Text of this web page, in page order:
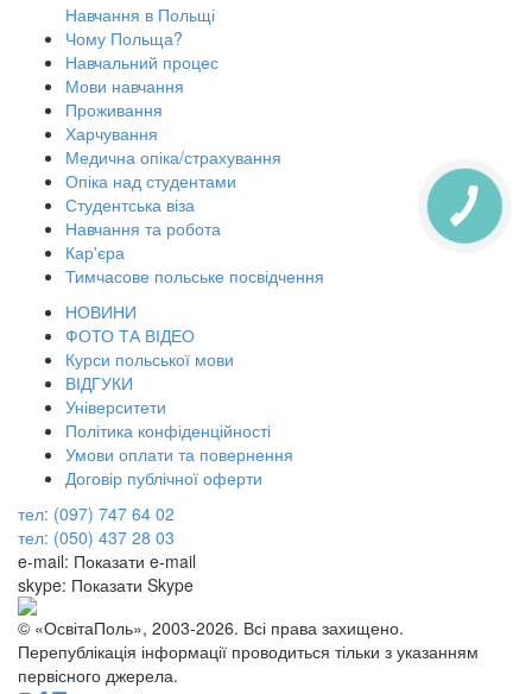
Навчання в Польщі
Чому Польща?
Навчальний процес
Мови навчання
Проживання
Харчування
Медична опіка/страхування
Опіка над студентами
Студентська віза
Навчання та робота
Кар'єра
Тимчасове польське посвідчення
НОВИНИ
ФОТО ТА ВІДЕО
Курси польської мови
ВІДГУКИ
Університети
Політика конфіденційності
Умови оплати та повернення
Договір публічної оферти
тел: (097) 747 64 02
тел: (050) 437 28 03
e-mail: Показати e-mail
skype: Показати Skype
© «ОсвітаПоль», 2003-2026. Всі права захищено.
Перепублікація інформації проводиться тільки з указанням
первісного джерела.